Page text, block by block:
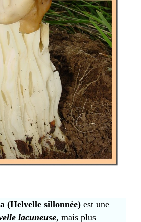
(Helvelle sillonnée) est une
lacuneuse, mais plus